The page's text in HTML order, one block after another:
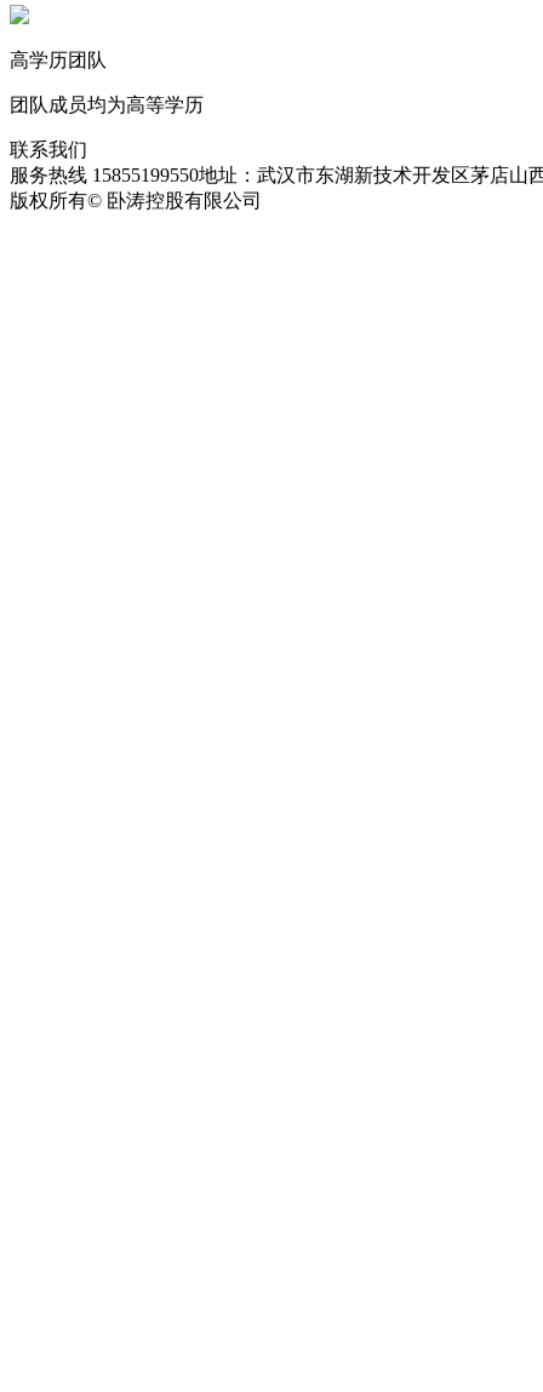
高学历团队
团队成员均为高等学历
联系我们
服务热线 15855199550地址：武汉市东湖新技术开发区茅店山
版权所有© 卧涛控股有限公司